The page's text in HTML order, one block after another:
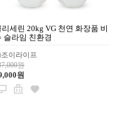
리세린 20kg VG 천연 화장품 비
슬라임 친환경
이라이프
원
원